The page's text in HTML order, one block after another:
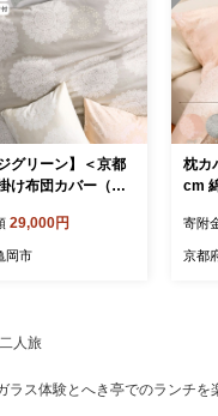
グリーン】＜京都
け布団カバー（ク
本製 なめらかタ
イドファスナー ナ
団カバー 心地いい
29,000円
岡市
枕カ
cm
イボ
製 国
寄附
京都
人旅
ラス体験とへき亭でのランチを